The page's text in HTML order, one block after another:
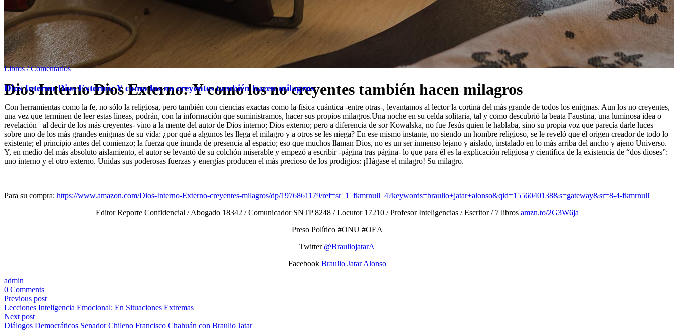
Dios Interno Dios Externo: Y como los no creyentes también hacen milagros
Libros / Comentarios
Dios Interno Dios Externo: Y como los no creyentes también hacen milagros
Con herramientas como la fe, no sólo la religiosa, pero también con ciencias exactas como la física cuántica -entre otras-, levantamos al lector la cortina del más grande de todos los enigmas. Aun los no creyentes,
una vez que terminen de leer estas líneas, podrán, con la información que suministramos, hacer sus propios milagros.Una noche en su celda solitaria, tal y como descubrió la beata Faustina, una luminosa idea o
revelación –al decir de los más creyentes- vino a la mente del autor de Dios interno; Dios externo; pero a diferencia de sor Kowalska, no fue Jesús quien le hablaba, sino su propia voz que parecía darle luces
sobre uno de los más grandes enigmas de su vida: ¿por qué a algunos les llega el milagro y a otros se les niega? En ese mismo instante, no siendo un hombre religioso, se le reveló que el origen creador de todo lo
existente; el principio antes del comienzo; la fuerza que inunda de presencia al espacio; eso que muchos llaman Dios, no es un ser inmenso lejano y aislado, instalado en lo más arriba del ancho y ajeno Universo.
Y, en medio del más absoluto aislamiento, el autor se levantó de su colchón miserable y empezó a escribir -página tras página- lo que para él es la explicación religiosa y científica de la existencia de “dos dioses”:
uno interno y el otro externo. Unidas sus poderosas fuerzas y energías producen el más precioso de los prodigios: ¡Hágase el milagro! Su milagro.
Para su compra: https://www.amazon.com/Dios-Interno-Externo-creyentes-milagros/dp/1976861179/ref=sr_1_fkmrnull_4?keywords=braulio+jatar+alonso&qid=1556040138&s=gateway&sr=8-4-fkmrnull
Editor Reporte Confidencial / Abogado 18342 / Comunicador SNTP 8248 / Locutor 17210 / Profesor Inteligencias / Escritor / 7 libros amzn.to/2G3W6ja
Preso Político #ONU #OEA
Twitter @BrauliojatarA
Facebook Braulio Jatar Alonso
admin
0 Comments
Previous post
Lecciones Inteligencia Emocional: En Situaciones Extremas
Next post
Diálogos Democráticos Senador Chileno Francisco Chahuán con Braulio Jatar